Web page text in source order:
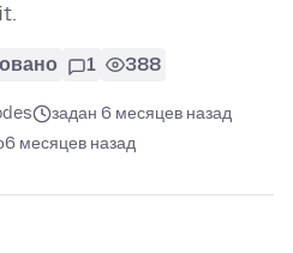
1 388
задан 6 месяцев назад
6 месяцев назад